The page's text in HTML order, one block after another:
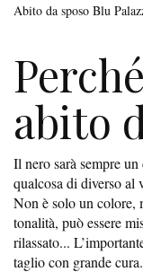
Abito da sposo Blu
abito
Il nero sarà sempre
qualcosa di diverso al
Non è solo un colore,
tonalità, può essere
rilassato...
taglio con grande cura.